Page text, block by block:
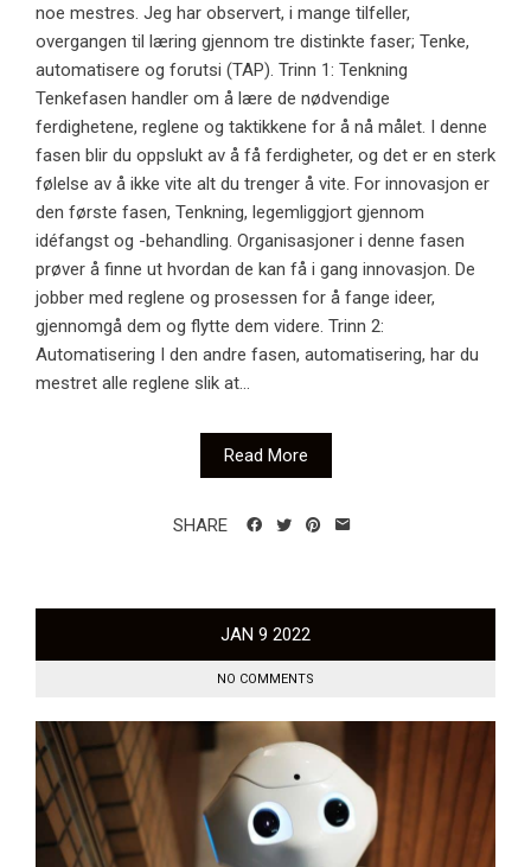
noe mestres. Jeg har observert, i mange tilfeller,
overgangen til læring gjennom tre distinkte faser; Tenke,
automatisere og forutsi (TAP). Trinn 1: Tenkning
Tenkefasen handler om å lære de nødvendige
ferdighetene, reglene og taktikkene for å nå målet. I denne
fasen blir du oppslukt av å få ferdigheter, og det er en sterk
følelse av å ikke vite alt du trenger å vite. For innovasjon er
den første fasen, Tenkning, legemliggjort gjennom
idéfangst og -behandling. Organisasjoner i denne fasen
prøver å finne ut hvordan de kan få i gang innovasjon. De
jobber med reglene og prosessen for å fange ideer,
gjennomgå dem og flytte dem videre. Trinn 2:
Automatisering I den andre fasen, automatisering, har du
mestret alle reglene slik at...
Read More
SHARE
JAN 9 2022
NO COMMENTS